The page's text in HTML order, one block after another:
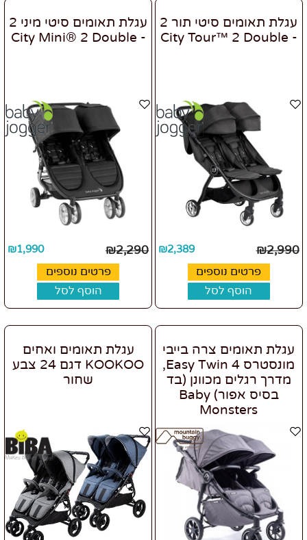
עגלת תאומים סיטי תור 2
- City Tour™ 2 Double
₪2,990
₪2,389
פרטים נוספים
הוסף לסל
עגלת תאומים סיטי מיני 2
- City Mini® 2 Double
₪2,290
₪1,990
פרטים נוספים
הוסף לסל
עגלת תאומים צרה בייבי
מונסטרס Easy Twin 4,
מדרך רגלים מכוונן (בד
בסיס אפור) Baby
Monsters
עגלת תאומים ואחים
KOOKOO דגם 24 צבע
שחור